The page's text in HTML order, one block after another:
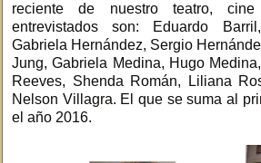
reciente de nuestro teatro,
entrevistados son: Eduardo
Gabriela Hernández, Sergio
Jung, Gabriela Medina, Hugo
Reeves, Shenda Román, Liliana
Nelson Villagra. El que se suma al
el año 2016.